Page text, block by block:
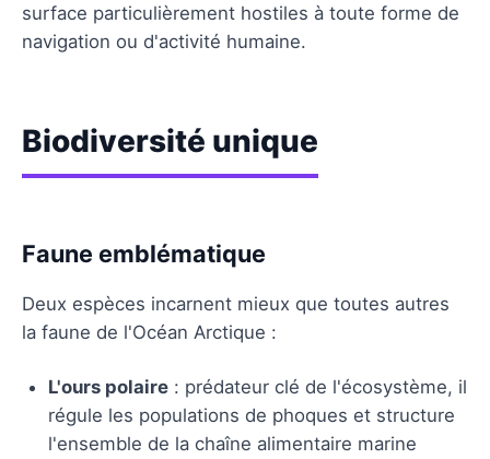
surface particulièrement hostiles à toute forme de
navigation ou d'activité humaine.
Biodiversité unique
Faune emblématique
Deux espèces incarnent mieux que toutes autres
la faune de l'Océan Arctique :
L'ours polaire : prédateur clé de l'écosystème, il
régule les populations de phoques et structure
l'ensemble de la chaîne alimentaire marine